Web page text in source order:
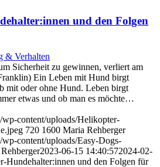
und den Folgen
& Verhalten
Sicherheit zu gewinnen, verliert am
Ein Leben mit Hund birgt
mit oder ohne Hund. Leben birgt
etwas und ob man es möchte…
content/uploads/Helikopter-
720 1600 Maria Rehberger
content/uploads/Easy-Dogs-
2023-06-15 14:40:572024-02-
Hundehalter:innen und den Folgen für